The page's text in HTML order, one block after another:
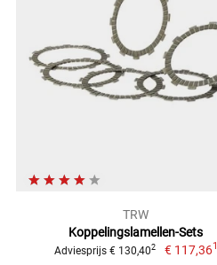
TRW
Koppelingslamellen-Sets
Adviesprijs € 130,402 € 117,361